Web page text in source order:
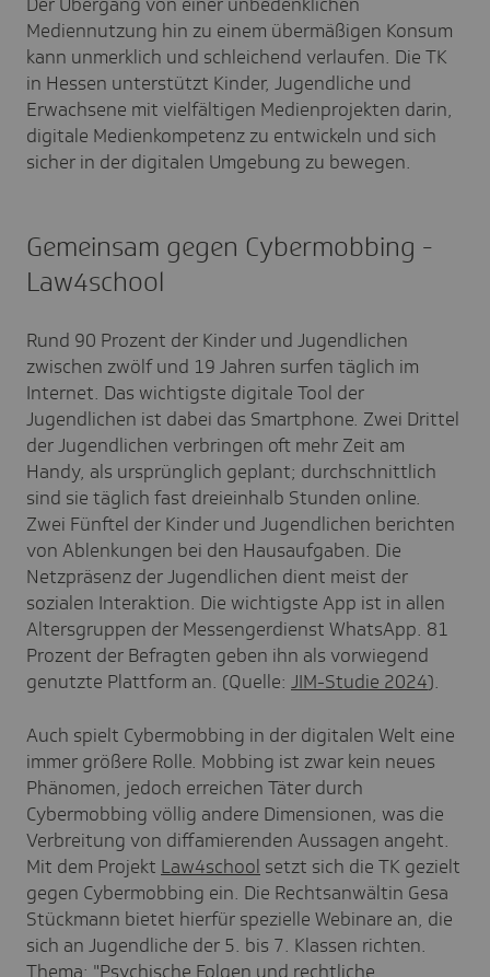
Mediennutzung hin zu einem übermäßigen Konsum
kann unmerklich und schleichend verlaufen. Die TK
in Hessen unterstützt Kinder, Jugendliche und
Erwachsene mit vielfältigen Medienprojekten darin,
digitale Medienkompetenz zu entwickeln und sich
sicher in der digitalen Umgebung zu bewegen.
Gemeinsam gegen Cybermobbing -
Law4school
Rund 90 Prozent der Kinder und Jugendlichen
zwischen zwölf und 19 Jahren surfen täglich im
Internet. Das wichtigste digitale Tool der
Jugendlichen ist dabei das Smartphone. Zwei Drittel
der Jugendlichen verbringen oft mehr Zeit am
Handy, als ursprünglich geplant; durchschnittlich
sind sie täglich fast dreieinhalb Stunden online.
Zwei Fünftel der Kinder und Jugendlichen berichten
von Ablenkungen bei den Hausaufgaben. Die
Netzpräsenz der Jugendlichen dient meist der
sozialen Interaktion. Die wichtigste App ist in allen
Altersgruppen der Messengerdienst WhatsApp. 81
Prozent der Befragten geben ihn als vorwiegend
genutzte Plattform an. (Quelle: JIM-Studie 2024).
Auch spielt Cybermobbing in der digitalen Welt eine
immer größere Rolle. Mobbing ist zwar kein neues
Phänomen, jedoch erreichen Täter durch
Cybermobbing völlig andere Dimensionen, was die
Verbreitung von diffamierenden Aussagen angeht.
Mit dem Projekt Law4school setzt sich die TK gezielt
gegen Cybermobbing ein. Die Rechtsanwältin Gesa
Stückmann bietet hierfür spezielle Webinare an, die
sich an Jugendliche der 5. bis 7. Klassen richten.
Thema: "Psychische Folgen und rechtliche